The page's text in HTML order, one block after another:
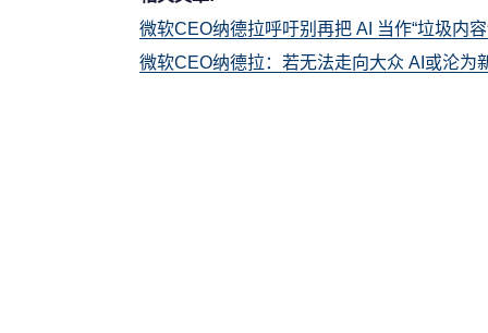
微软CEO纳德拉呼吁别再把 AI 当作“垃圾内
微软CEO纳德拉：若无法走向大众 AI或沦为